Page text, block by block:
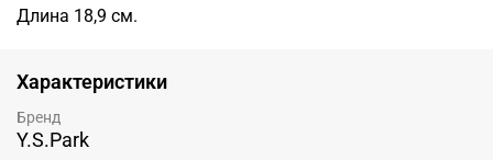
Длина 18,9 см.
Характеристики
Бренд
Y.S.Park